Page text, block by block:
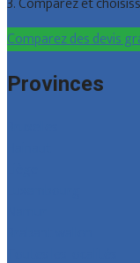
Comparez des devis
Provinces